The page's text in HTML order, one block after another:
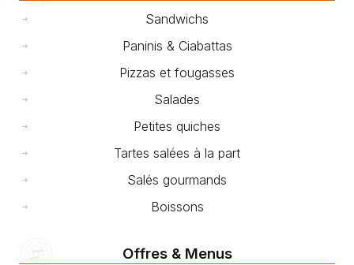
Sandwichs
Paninis & Ciabattas
Pizzas et fougasses
Salades
Petites quiches
Tartes salées à la part
Salés gourmands
Boissons
Offres & Menus